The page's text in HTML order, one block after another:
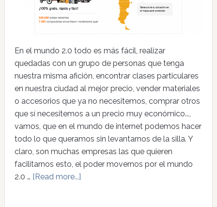
En el mundo 2.0 todo es más fácil, realizar
quedadas con un grupo de personas que tenga
nuestra misma afición, encontrar clases particulares
en nuestra ciudad al mejor precio, vender materiales
o accesorios que ya no necesitemos, comprar otros
que sí necesitemos a un precio muy económico...,
vamos, que en el mundo de internet podemos hacer
todo lo que queramos sin levantarnos de la silla. Y
claro, son muchas empresas las que quieren
facilitarnos esto, el poder movernos por el mundo
2.0 … [Read more...]